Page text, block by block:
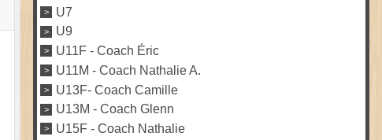
U7
U9
U11F - Coach Éric
U11M - Coach Nathalie A.
U13F- Coach Camille
U13M - Coach Glenn
U15F - Coach Nathalie